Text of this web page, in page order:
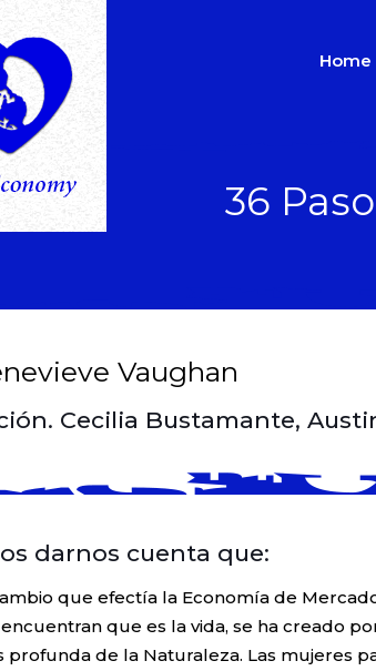
Home
36
Vaughan
Cecilia Bustamante,
darnos cuenta que:
que efectía la Economía de
que es la vida, se ha creado
profunda de la Naturaleza. Las mujeres